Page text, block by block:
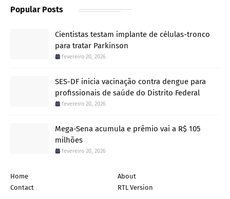
Popular Posts
Cientistas testam implante de células-tronco
para tratar Parkinson
fevereiro 20, 2026
SES-DF inicia vacinação contra dengue para
profissionais de saúde do Distrito Federal
fevereiro 20, 2026
Mega-Sena acumula e prêmio vai a R$ 105
milhões
fevereiro 20, 2026
Home
About
Contact
RTL Version